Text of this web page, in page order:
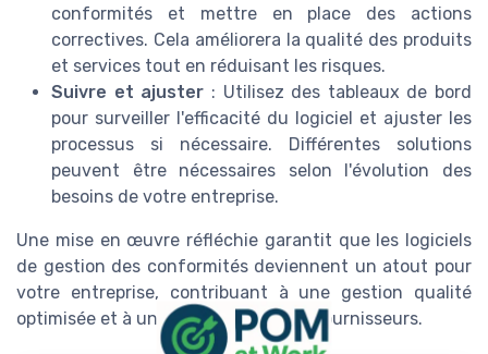
conformités et mettre en place des actions
correctives. Cela améliorera la qualité des produits
et services tout en réduisant les risques.
Suivre et ajuster : Utilisez des tableaux de bord
pour surveiller l'efficacité du logiciel et ajuster les
processus si nécessaire. Différentes solutions
peuvent être nécessaires selon l'évolution des
besoins de votre entreprise.
Une mise en œuvre réfléchie garantit que les logiciels
de gestion des conformités deviennent un atout pour
votre entreprise, contribuant à une gestion qualité
optimisée et à une meilleure qualité fournisseurs.